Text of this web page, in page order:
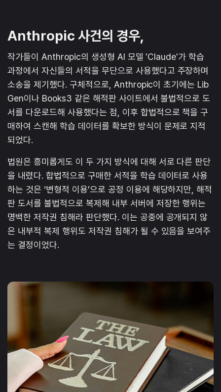
Anthropic 사건의 경우,
작가들이 Anthropic의 생성형 AI 모델 'Claude'가 학습
과정에서 자신들의 서적을 무단으로 사용했다고 주장하며
소송을 제기했다. 구체적으로, Anthropic이 초기에는 Lib
Gen이나 Books3 같은 해적판 사이트에서 불법적으로 도
서를 다운로드해 사용했다는 점, 이후 합법적으로 책을 구
매하여 스캔해 학습 데이터를 확보한 방식이 문제로 지적
되었다.
법원은 흥미롭게도 이 두 가지 방식에 대해 서로 다른 판단
을 내렸다. 합법적으로 구매한 서적을 학습 데이터로 사용
하는 것은 ‘변형적 이용’으로 공정 이용에 해당하지만, 해적
판 도서를 불법적으로 복제해 내부 서버에 저장한 행위는
명백한 저작권 침해라 판단했다. 이는 공중에 공개되지 않
은 내부적 복제 행위도 저작권 침해가 될 수 있음을 보여주
는 결정이었다.